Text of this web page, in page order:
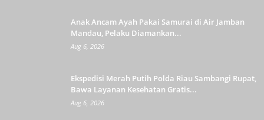
Anak Ancam Ayah Pakai Samurai di Air Jamban
Mandau, Pelaku Diamankan...
Aug 6, 2026
Ekspedisi Merah Putih Polda Riau Sambangi Rupat,
Bawa Layanan Kesehatan Gratis...
Aug 6, 2026